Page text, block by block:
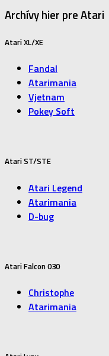
Archívy hier pre Atari
Atari XL/XE
Fandal
Atarimania
Vjetnam
Pokey Soft
Atari ST/STE
Atari Legend
Atarimania
D-bug
Atari Falcon 030
Christophe
Atarimania